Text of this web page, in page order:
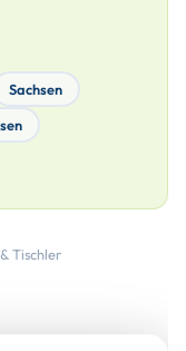
Sachsen
Tischler